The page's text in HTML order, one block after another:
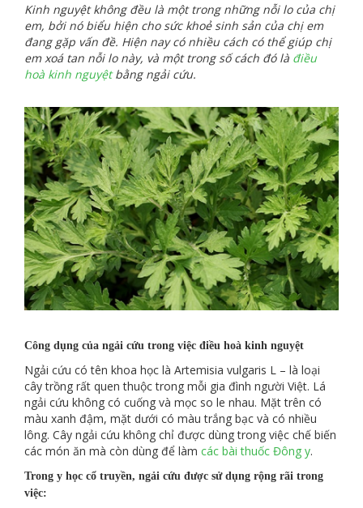
Kinh nguyệt không đều là một trong những nỗi lo của chị
em, bởi nó biểu hiện cho sức khoẻ sinh sản của chị em
đang gặp vấn đề. Hiện nay có nhiều cách có thể giúp chị
em xoá tan nỗi lo này, và một trong số cách đó là điều
hoà kinh nguyệtbằng ngải cứu.
Công dụng của ngải cứu trong việc điều hoà kinh nguyệt
Ngải cứu có tên khoa học là Artemisia vulgaris L – là loại
cây trồng rất quen thuộc trong mỗi gia đình người Việt. Lá
ngải cứu không có cuống và mọc so le nhau. Mặt trên có
màu xanh đậm, mặt dưới có màu trắng bạc và có nhiều
lông. Cây ngải cứu không chỉ được dùng trong việc chế biến
các món ăn mà còn dùng để làm các bài thuốc Đông y.
Trong y học cổ truyền, ngải cứu được sử dụng rộng rãi trong
việc: